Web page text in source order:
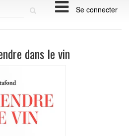
Se connecter
dans le vin